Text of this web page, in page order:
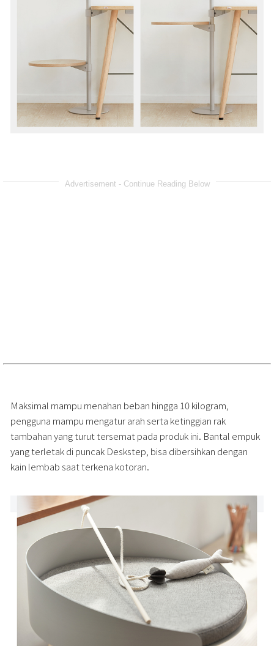
Advertisement - Continue Reading Below
Maksimal mampu menahan beban hingga 10 kilogram,
pengguna mampu mengatur arah serta ketinggian rak
tambahan yang turut tersemat pada produk ini. Bantal empuk
yang terletak di puncak Deskstep, bisa dibersihkan dengan
kain lembab saat terkena kotoran.